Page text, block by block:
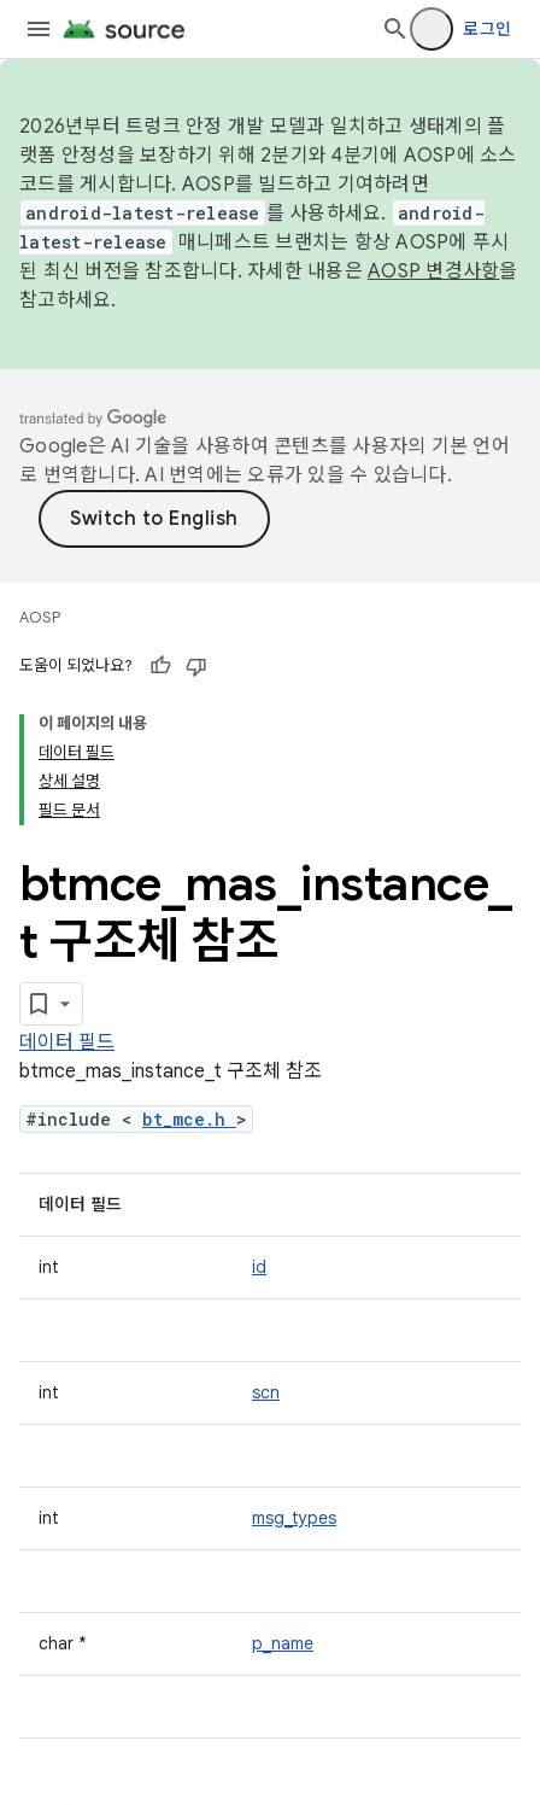
로그인
2026년부터 트렁크 안정 개발 모델과 일치하고 생태계의 플
랫폼 안정성을 보장하기 위해 2분기와 4분기에 AOSP에 소스
코드를 게시합니다. AOSP를 빌드하고 기여하려면
android-latest-release 를 사용하세요.
android-
latest-release
매니페스트 브랜치는 항상 AOSP에 푸시
된 최신 버전을 참조합니다. 자세한 내용은 AOSP 변경사항을
참고하세요.
Google은 AI 기술을 사용하여 콘텐츠를 사용자의 기본 언어
로 번역합니다. AI 번역에는 오류가 있을 수 있습니다.
AOSP
도움이 되었나요?
이 페이지의 내용
데이터 필드
상세 설명
필드 문서
btmce mas instance
t 구조체 참조
데이터 필드
btmce_mas_instance_t 구조체 참조
#include < bt_mce.h >
데이터 필드
int id
int scn
int msg_types
char * p_name